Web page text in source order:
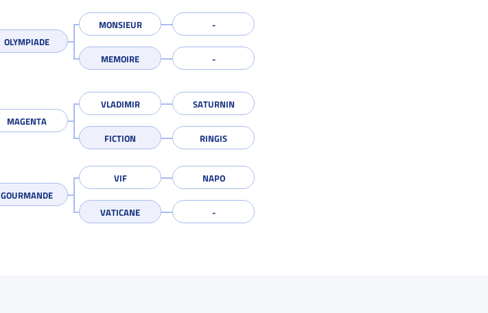
OLYMPIADE
MONSIEUR
MEMOIRE
MAGENTA
VLADIMIR SATURNIN
FICTION RINGIS
GOURMANDE
VIF NAPO
VATICANE